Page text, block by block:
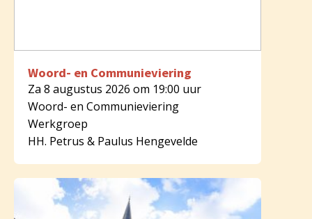
Woord- en Communieviering
Za 8 augustus 2026 om 19:00 uur
Woord- en Communieviering
Werkgroep
HH. Petrus & Paulus Hengevelde